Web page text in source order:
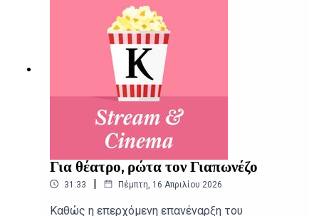
Παρουσίαση: Αιμίλιος Χαρμπής, Αλεξάνδρα
ΣκαράκηΕπιμέλεια παραγωγής: Urbi Productions
Για θέατρο, ρώτα τον Γιαπωνέζο
31:33 | Πέμπτη, 16 Απριλίου 2026
Καθώς η επερχόμενη επανέναρξη του